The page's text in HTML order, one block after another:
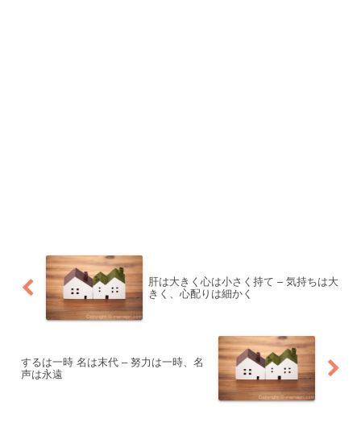
肝は大きく心は小さく持て – 気持ちは大
きく、心配りは細かく
するは一時 名は末代 – 努力は一時、名
声は永遠